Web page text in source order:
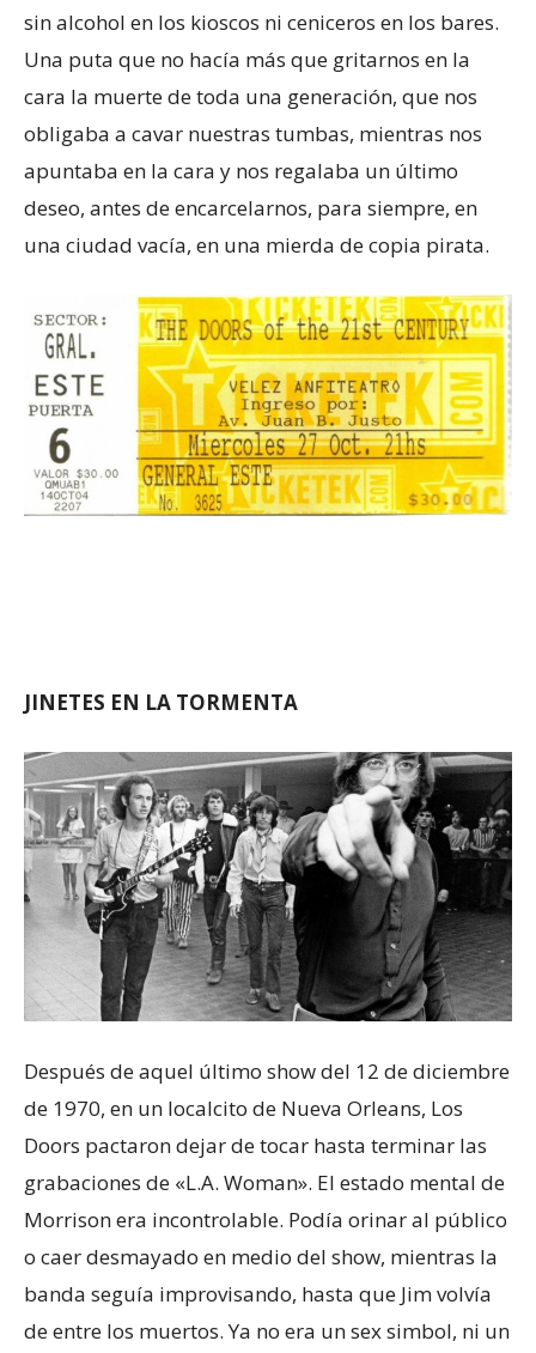
sin alcohol en los kioscos ni ceniceros en los bares.
Una puta que no hacía más que gritarnos en la
cara la muerte de toda una generación, que nos
obligaba a cavar nuestras tumbas, mientras nos
apuntaba en la cara y nos regalaba un último
deseo, antes de encarcelarnos, para siempre, en
una ciudad vacía, en una mierda de copia pirata.
JINETES EN LA TORMENTA
Después de aquel último show del 12 de diciembre
de 1970, en un localcito de Nueva Orleans, Los
Doors pactaron dejar de tocar hasta terminar las
grabaciones de «L.A. Woman». El estado mental de
Morrison era incontrolable. Podía orinar al público
o caer desmayado en medio del show, mientras la
banda seguía improvisando, hasta que Jim volvía
de entre los muertos. Ya no era un sex simbol, ni un